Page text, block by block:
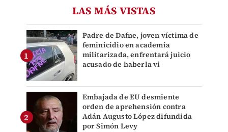
LAS MÁS VISTAS
Padre de Dafne, joven víctima de
feminicidio en academia
militarizada, enfrentará juicio
acusado de haberla vi
Embajada de EU desmiente
orden de aprehensión contra
Adán Augusto López difundida
por Simón Levy